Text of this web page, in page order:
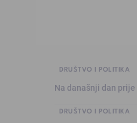
DRUŠTVO I POLITIKA
Na današnji dan
DRUŠTVO I POLITIKA